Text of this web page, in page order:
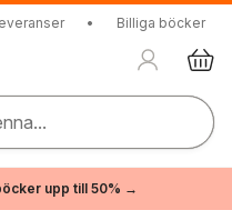
• Billiga böcker
upp till 50% →